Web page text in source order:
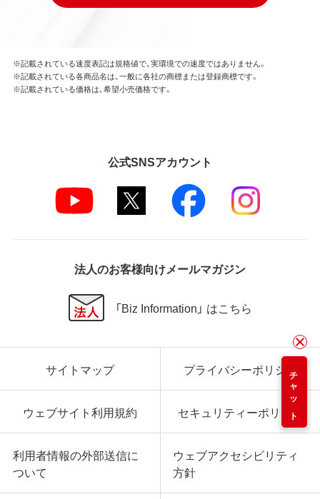
チャット
※記載されている速度表記は規格値で、実環境での速度ではありません。
※記載されている各商品名は、一般に各社の商標または登録商標です。
※記載されている価格は、希望小売価格です。
公式SNSアカウント
法人のお客様向けメールマガジン
「Biz Information」 はこちら
サイトマップ プライバシーポリシー
ウェブサイト利用規約 セキュリティーポリシー
利用者情報の外部送信に
ついて
ウェブアクセシビリティ
方針